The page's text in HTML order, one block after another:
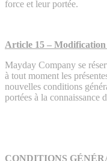
force et leur portée.
Article 15 – Modification
Mayday Company se
à tout moment les
nouvelles conditions
portées à la connaissance
CONDITIONS